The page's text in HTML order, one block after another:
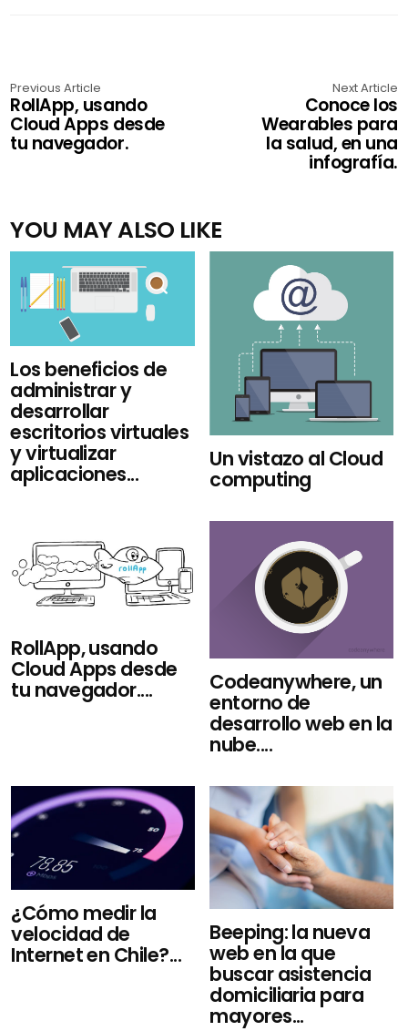
Previous Article
RollApp, usando
Cloud Apps desde
tu navegador.
Next Article
Conoce los
Wearables para
la salud, en una
infografía.
YOU MAY ALSO LIKE
Los beneficios de
administrar y
desarrollar
escritorios virtuales
y virtualizar
aplicaciones...
Un vistazo al Cloud
computing
RollApp, usando
Cloud Apps desde
tu navegador.... Codeanywhere, un
entorno de
desarrollo web en la
nube....
¿Cómo medir la
velocidad de
Internet en Chile?...
Beeping: la nueva
web en la que
buscar asistencia
domiciliaria para
mayores...